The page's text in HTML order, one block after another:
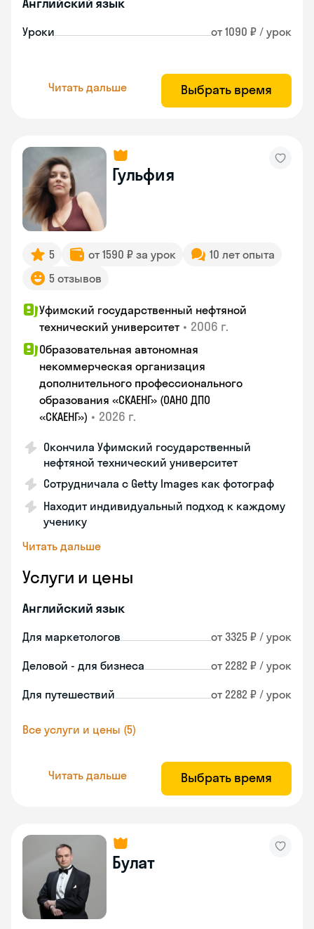
Уроки от 1090 ₽ / урок
Читать дальше Выбрать время
Гульфия
5 от 1590 ₽ за урок
10 лет опыта
5 отзывов
Уфимский государственный нефтяной
технический университет • 2006 г.
Образовательная автономная
некоммерческая организация
дополнительного профессионального
образования «СКАЕНГ» (ОАНО ДПО
«СКАЕНГ») • 2026 г.
Окончила Уфимский государственный
нефтяной технический университет
Сотрудничала с Getty Images как фотограф
Находит индивидуальный подход к каждому
ученику
Читать дальше
Услуги и цены
Английский язык
Для маркетологов от 3325 ₽ / урок
Деловой - для бизнеса от 2282 ₽ / урок
Для путешествий от 2282 ₽ / урок
Все услуги и цены (5)
Читать дальше Выбрать время
Булат